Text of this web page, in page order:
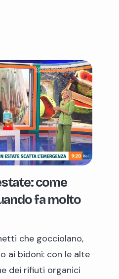
come
fa molto
che gocciolano,
ai bidoni: con le alte
dei rifiuti organici